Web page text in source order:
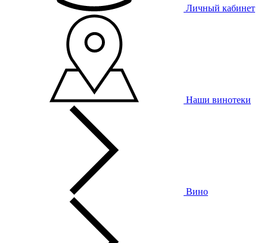
Личный кабинет
Наши винотеки
Вино